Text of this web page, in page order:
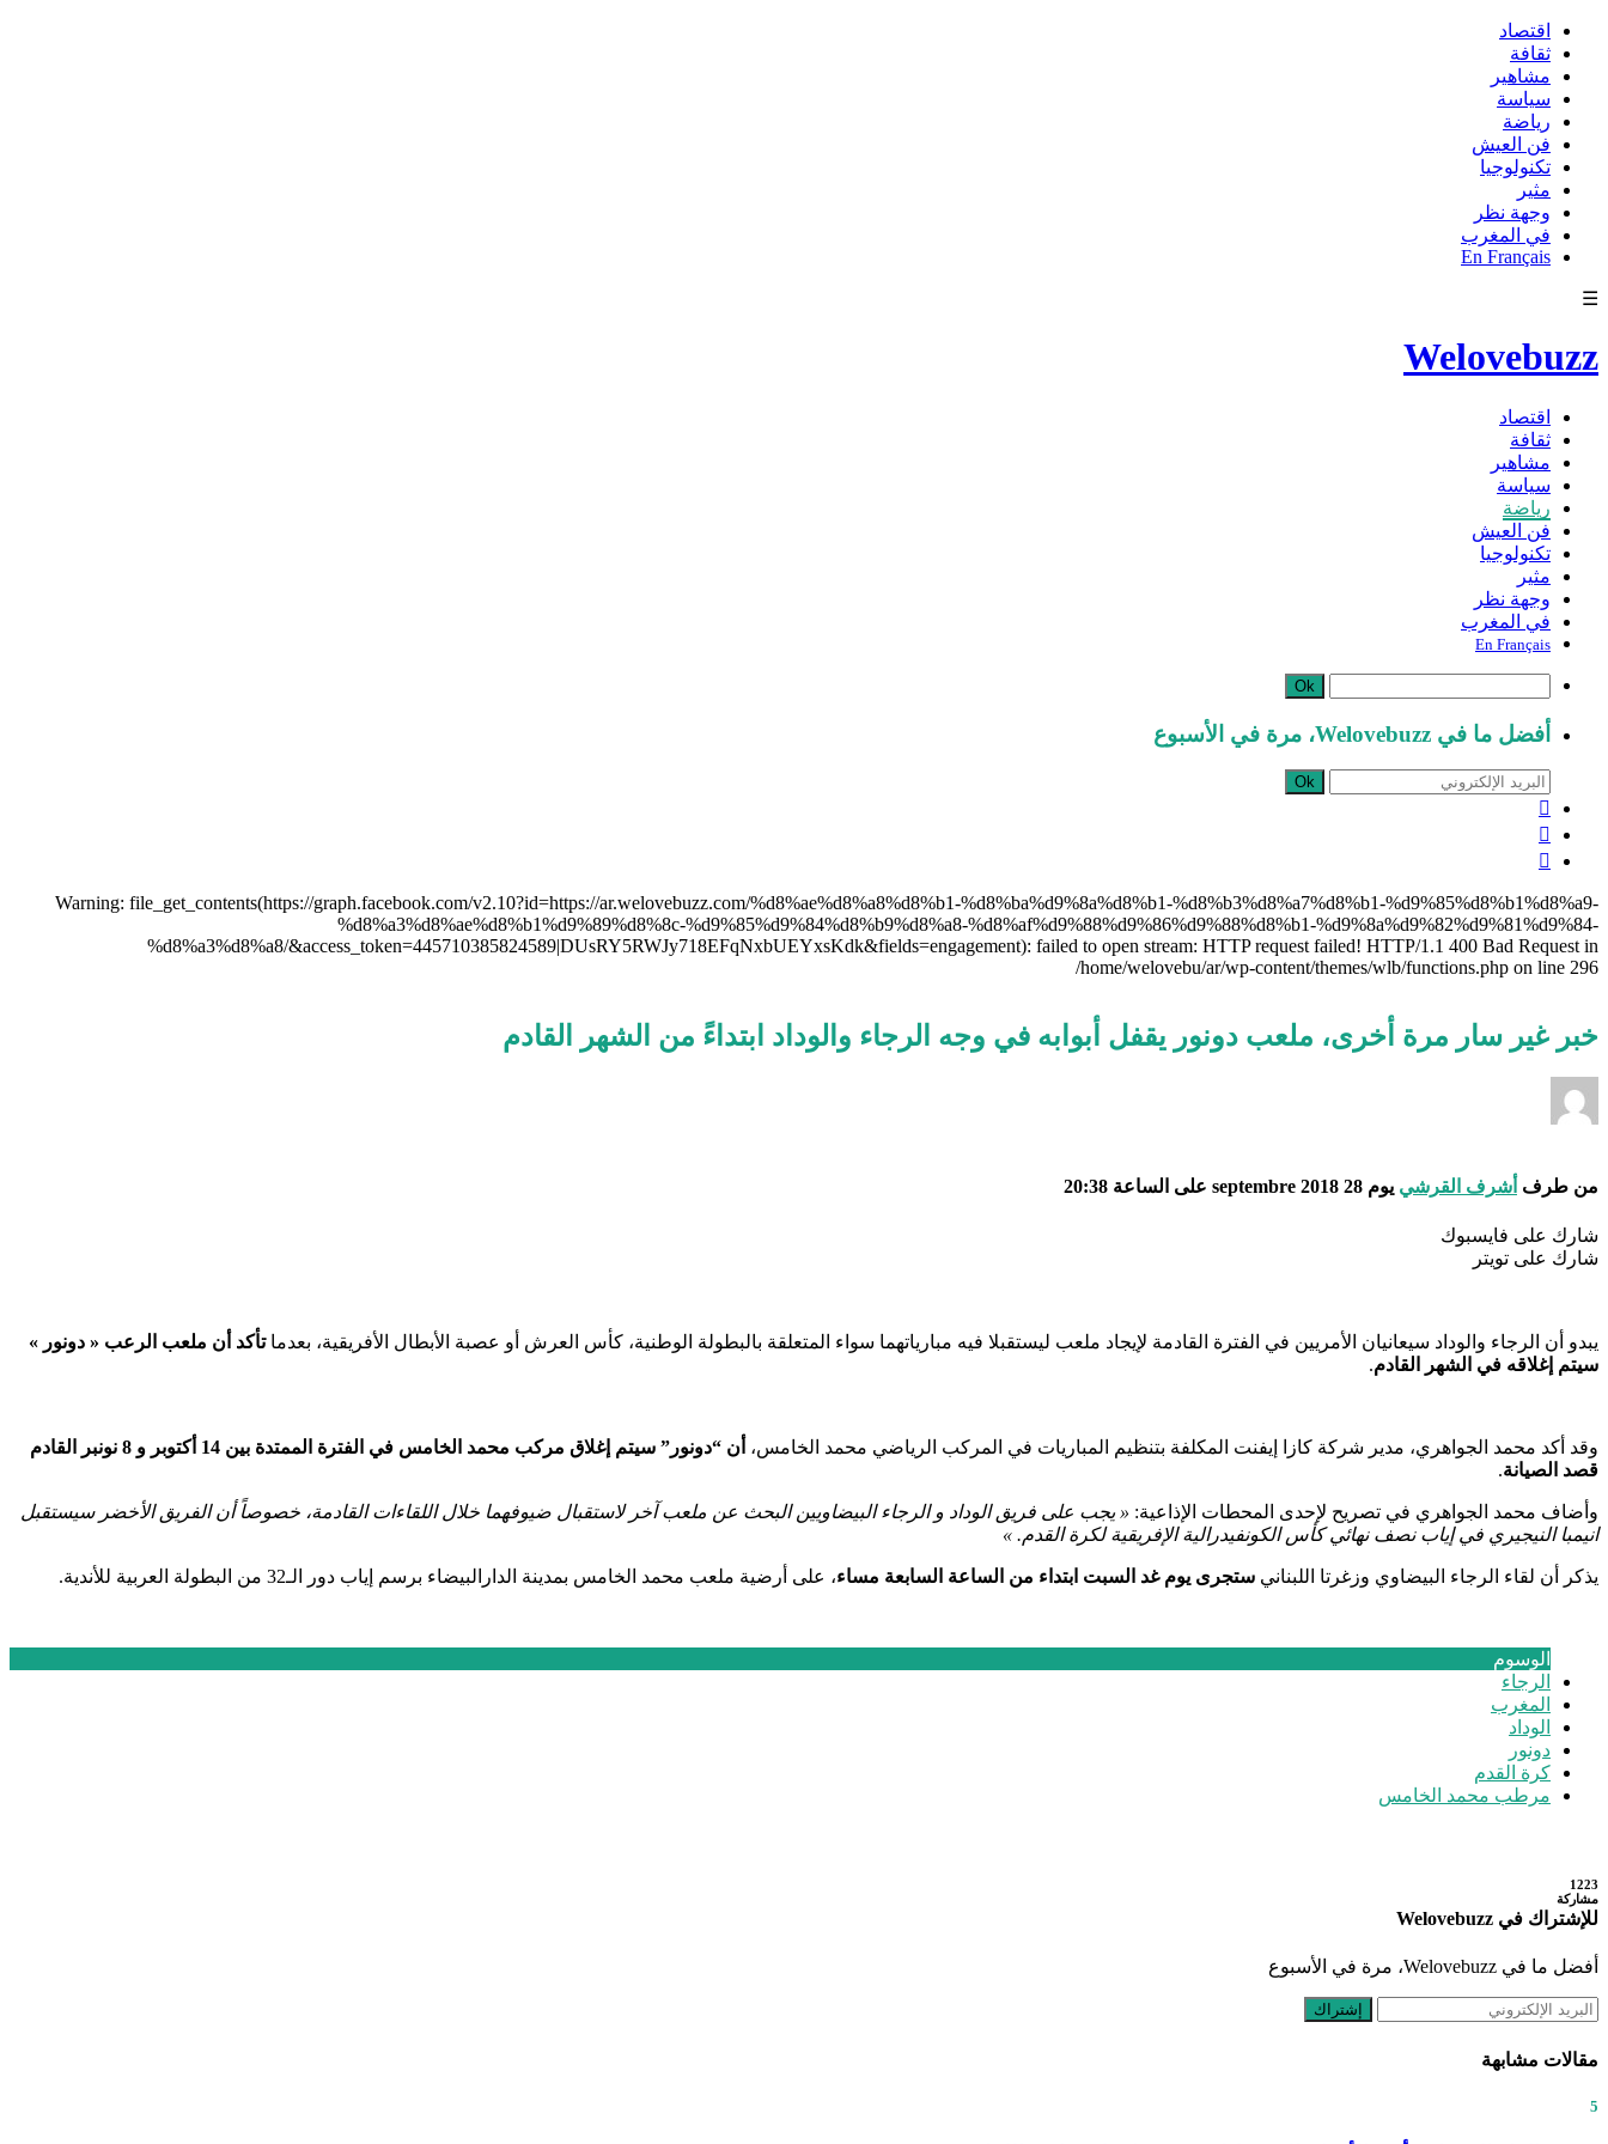
اقتصاد
ثقافة
مشاهير
سياسة
رياضة
فن العيش
تكنولوجيا
مثير
وجهة نظر
في المغرب
En Français
☰
Welovebuzz
اقتصاد
ثقافة
مشاهير
سياسة
رياضة
فن العيش
تكنولوجيا
مثير
وجهة نظر
في المغرب
En Français
Ok
أفضل ما في Welovebuzz، مرة في الأسبوع
Ok



Warning: file_get_contents(https://graph.facebook.com/v2.10?id=https://ar.welovebuzz.com/%d8%ae%d8%a8%d8%b1-%d8%ba%d9%8a%d8%b1-%d8%b3%d8%a7%d8%b1-%d9%85%d8%b1%d8%a9-
%d8%a3%d8%ae%d8%b1%d9%89%d8%8c-%d9%85%d9%84%d8%b9%d8%a8-%d8%af%d9%88%d9%86%d9%88%d8%b1-%d9%8a%d9%82%d9%81%d9%84-
%d8%a3%d8%a8/&access_token=445710385824589|DUsRY5RWJy718EFqNxbUEYxsKdk&fields=engagement): failed to open stream: HTTP request failed! HTTP/1.1 400 Bad Request in
/home/welovebu/ar/wp-content/themes/wlb/functions.php on line 296
خبر غير سار مرة أخرى، ملعب دونور يقفل أبوابه في وجه الرجاء والوداد ابتداءً من الشهر القادم
من طرف أشرف القرشي يوم 28 septembre 2018 على الساعة 20:38
شارك على فايسبوك
شارك على تويتر
يبدو أن الرجاء والوداد سيعانيان الأمريين في الفترة القادمة لإيجاد ملعب ليستقبلا فيه مبارياتهما سواء المتعلقة بالبطولة الوطنية، كأس العرش أو عصبة الأبطال الأفريقية، بعدما تأكد أن ملعب الرعب « دونور »
سيتم إغلاقه في الشهر القادم.
وقد أكد محمد الجواهري، مدير شركة كازا إيفنت المكلفة بتنظيم المباريات في المركب الرياضي محمد الخامس،
أن “دونور” سيتم إغلاق مركب محمد الخامس في الفترة الممتدة بين 14 أكتوبر و 8 نونبر القادم
قصد الصيانة.
وأضاف محمد الجواهري في تصريح لإحدى المحطات الإذاعية: « يجب على فريق الوداد و الرجاء البيضاويين البحث عن ملعب آخر لاستقبال ضيوفهما خلال اللقاءات القادمة، خصوصاً أن الفريق الأخضر سيستقبل
انيمبا النيجيري في إياب نصف نهائي كأس الكونفيدرالية الإفريقية لكرة القدم. »
يذكر أن لقاء الرجاء البيضاوي وزغرتا اللبناني ستجرى يوم غد السبت ابتداء من الساعة السابعة مساء، على أرضية ملعب محمد الخامس بمدينة الدارالبيضاء برسم إياب دور الـ32 من البطولة العربية للأندية.
الوسوم
الرجاء
المغرب
الوداد
دونور
كرة القدم
مرطب محمد الخامس
1223
مشاركة
للإشتراك في Welovebuzz
أفضل ما في Welovebuzz، مرة في الأسبوع
إشتراك
مقالات مشابهة
5